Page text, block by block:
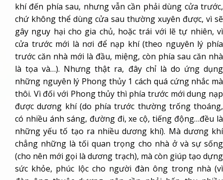
khí đến phía sau, nhưng vẫn cần phải dùng cửa trước,
chứ không thể dùng cửa sau thường xuyên được, vì sẽ
gây nguy hại cho gia chủ, hoặc trái với lẽ tự nhiên, vì
cửa trước mới là nơi để nạp khí (theo nguyên lý phía
trước căn nhà mới là đầu, miệng, còn phía sau căn nhà
là tọa và…). Nhưng thật ra, đây chỉ là do ứng dụng
những nguyên lý Phong thủy 1 cách quá cứng nhắc mà
thôi. Vì đối với Phong thủy thì phía trước mới dung nạp
được dương khí (do phía trước thường trống thoáng,
có nhiều ánh sáng, đường đi, xe cộ, tiếng động…đều là
những yếu tố tạo ra nhiều dương khí). Mà dương khí
chẳng những là tối quan trọng cho nhà ở và sự sống
(cho nên mới gọi là dương trạch), mà còn giúp tạo dựng
sức khỏe, phúc lộc cho người đàn ông trong nhà (vì